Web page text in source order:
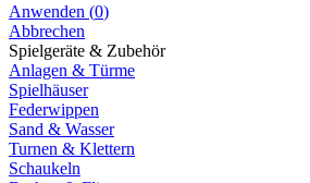
Anwenden (0)
Abbrechen
Spielgeräte & Zubehör
Anlagen & Türme
Spielhäuser
Federwippen
Sand & Wasser
Turnen & Klettern
Schaukeln